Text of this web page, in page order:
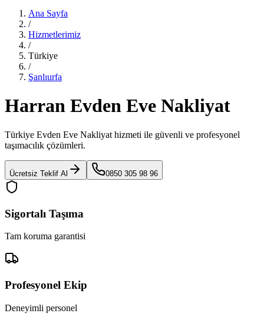
Ana Sayfa
/
Hizmetlerimiz
/
Türkiye
/
Şanlıurfa
Harran Evden Eve Nakliyat
Türkiye Evden Eve Nakliyat hizmeti ile güvenli ve profesyonel
taşımacılık çözümleri.
Ücretsiz Teklif Al 0850 305 98 96
Sigortalı Taşıma
Tam koruma garantisi
Profesyonel Ekip
Deneyimli personel